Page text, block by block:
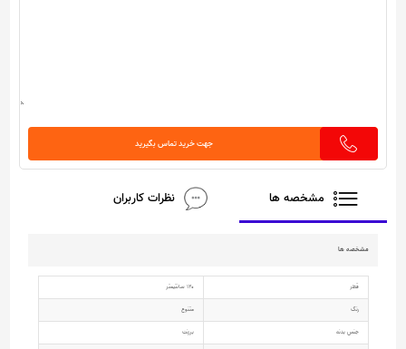
جهت خرید تماس بگیرید
مشخصه ها نظرات کاربران
مشخصه ها
قطر 120 سانتیمتر
رنگ متنوع
جنس بدنه برزنت